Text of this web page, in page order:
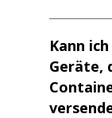
Kann
Geräte,